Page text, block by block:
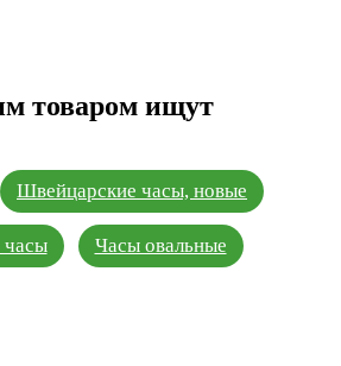
товаром ищут
Швейцарские часы, новые
Часы овальные